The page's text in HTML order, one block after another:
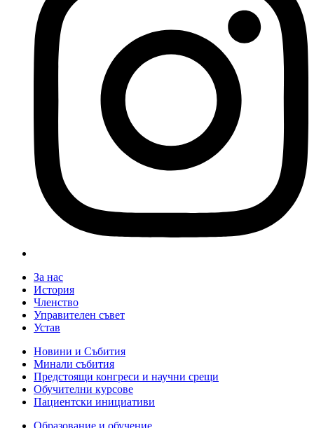
За нас
История
Членство
Управителен съвет
Устав
Новини и Събития
Минали събития
Предстоящи конгреси и научни срещи
Обучителни курсове
Пациентски инициативи
Образование и обучение